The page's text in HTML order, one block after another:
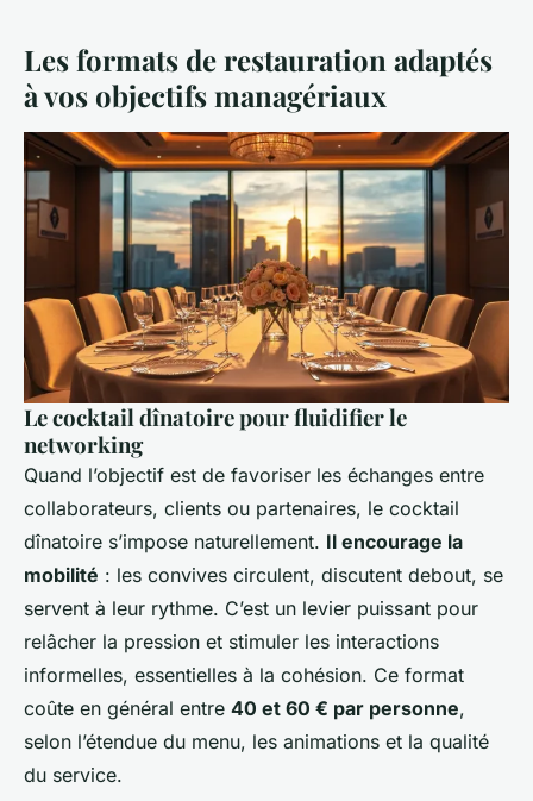
Les formats de restauration adaptés
à vos objectifs managériaux
Le cocktail dînatoire pour fluidifier le
networking
Quand l’objectif est de favoriser les échanges entre
collaborateurs, clients ou partenaires, le cocktail
dînatoire s’impose naturellement. Il encourage la
mobilité : les convives circulent, discutent debout, se
servent à leur rythme. C’est un levier puissant pour
relâcher la pression et stimuler les interactions
informelles, essentielles à la cohésion. Ce format
coûte en général entre 40 et 60 € par personne,
selon l’étendue du menu, les animations et la qualité
du service.